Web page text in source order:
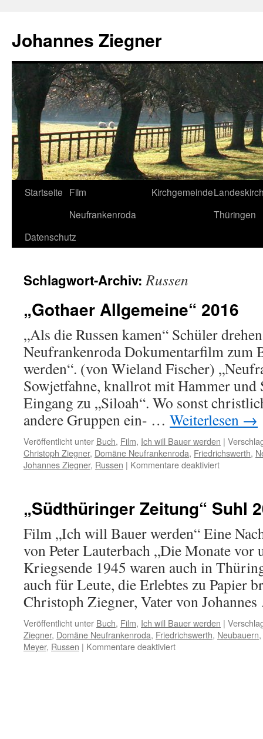
springen
Johannes Ziegner
Startseite Film
Neufrankenroda
Kirchgemeinde
Thüringen
Datenschutz
Schlagwort-Archiv:Russen
„Gothaer Allgemeine“ 2016
„Als die Russen kamen“ Schüler
Neufrankenroda Dokumentarfilm zum
werden“. (von Wieland Fischer)
Sowjetfahne, knallrot mit Hammer und
Eingang zu „Siloah“. Wo sonst
andere Gruppen ein- … Weiterlesen →
Veröffentlicht unter Buch, Film, Ich will Bauer werden |
Christoph Ziegner, Domäne Neufrankenroda, Friedrichswerth,
Johannes Ziegner, Russen | Kommentare deaktiviertfür
„Südthüringer Zeitung“ Suhl
Film „Ich will Bauer werden“ Eine
von Peter Lauterbach „Die Monate vor
Kriegsende 1945 waren auch in
auch für Leute, die Erlebtes zu Papier
Christoph Ziegner, Vater von
Veröffentlicht unter Buch, Film, Ich will Bauer werden |
Ziegner, Domäne Neufrankenroda, Friedrichswerth, Neubauern,
Meyer, Russen | Kommentare deaktiviertfür